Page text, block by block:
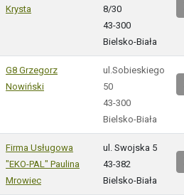
Krysta
8/30
43-300
Bielsko-Biała
G8 Grzegorz
Nowiński
ul.Sobieskiego
50
43-300
Bielsko-Biała
Firma Usługowa
"EKO-PAL" Paulina
Mrowiec
ul. Swojska 5
43-382
Bielsko-Biała